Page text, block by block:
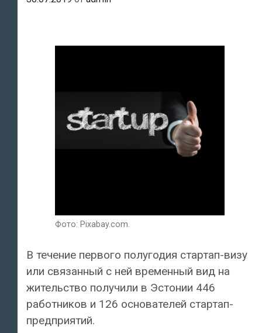
Фото: Pixabay.com.
В течение первого полугодия стартап-визу
или связанный с ней временный вид на
жительство получили в Эстонии 446
работников и 126 основателей стартап-
предприятий.